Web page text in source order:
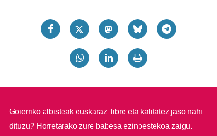
Goierriko albisteak euskaraz, libre eta kalitatez jaso nahi
dituzu? Horretarako zure babesa ezinbestekoa zaigu.